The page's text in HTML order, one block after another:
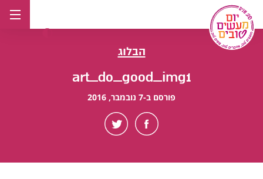
לתוכן
הבלוג
art_do_good_img1
פורסם ב-7 נובמבר, 2016